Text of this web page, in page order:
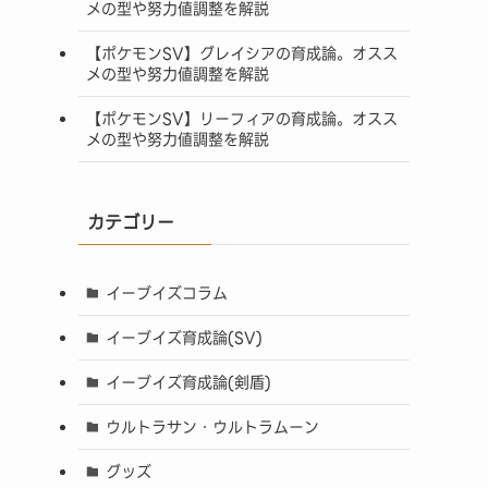
メの型や努力値調整を解説
【ポケモンSV】グレイシアの育成論。オスス
メの型や努力値調整を解説
【ポケモンSV】リーフィアの育成論。オスス
メの型や努力値調整を解説
カテゴリー
イーブイズコラム
イーブイズ育成論(SV)
イーブイズ育成論(剣盾)
ウルトラサン・ウルトラムーン
グッズ